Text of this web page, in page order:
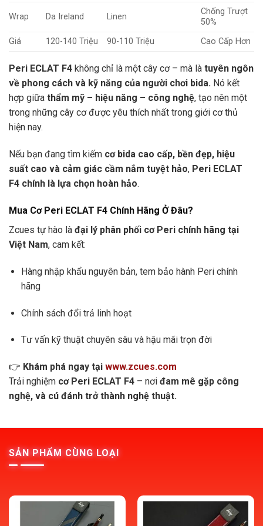
Wrap Da Ireland Linen
Chống Trượt
50%
Giá
120-140 Triệu 90-110 Triệu Cao Cấp Hơn
Peri ECLAT F4 không chỉ là một cây cơ – mà là tuyên ngôn
về phong cách và kỹ năng của người chơi bida. Nó kết
hợp giữa thẩm mỹ – hiệu năng – công nghệ, tạo nên một
trong những cây cơ được yêu thích nhất trong giới cơ thủ
hiện nay.
Nếu bạn đang tìm kiếm cơ bida cao cấp, bền đẹp, hiệu
suất cao và cảm giác cầm nắm tuyệt hảo, Peri ECLAT
F4 chính là lựa chọn hoàn hảo.
Mua Cơ Peri ECLAT F4 Chính Hãng Ở Đâu?
Zcues tự hào là đại lý phân phối cơ Peri chính hãng tại
Việt Nam, cam kết:
Hàng nhập khẩu nguyên bản, tem bảo hành Peri chính
hãng
Chính sách đổi trả linh hoạt
Tư vấn kỹ thuật chuyên sâu và hậu mãi trọn đời
👉 Khám phá ngay tại www.zcues.com
Trải nghiệm cơ Peri ECLAT F4 – nơi đam mê gặp công
nghệ, và cú đánh trở thành nghệ thuật.
SẢN PHẨM CÙNG LOẠI